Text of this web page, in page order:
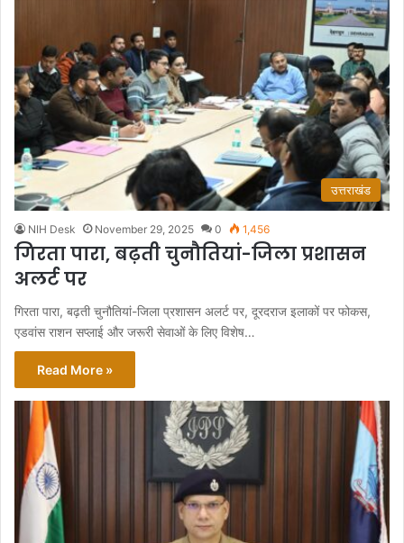
उत्तराखंड
NIH Desk November 29, 2025 0 1,456
गिरता पारा, बढ़ती चुनौतियां-जिला प्रशासन
अलर्ट पर
गिरता पारा, बढ़ती चुनौतियां-जिला प्रशासन अलर्ट पर, दूरदराज इलाकों पर फोकस,
एडवांस राशन सप्लाई और जरूरी सेवाओं के लिए विशेष…
Read More »